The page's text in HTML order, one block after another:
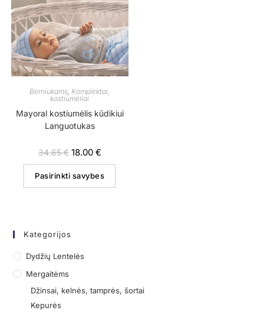
Berniukams Komplektai,
kostiumėliai
Mayoral kostiumėlis kūdikiui
Languotukas
34.65€ 18.00 €
Pasirinkti savybes
Kategorijos
Dydžių Lentelės
Mergaitėms
Džinsai, kelnės, tamprės, šortai
Kepurės